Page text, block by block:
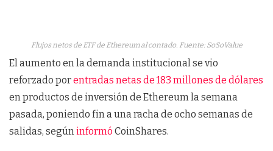
Flujos netos de ETF de Ethereum al contado. Fuente: SoSoValue
El aumento en la demanda institucional se vio
reforzado porentradas netas de 183 millones de dólares
en productos de inversión de Ethereum la semana
pasada, poniendo fin a una racha de ocho semanas de
salidas, segúninformó CoinShares.